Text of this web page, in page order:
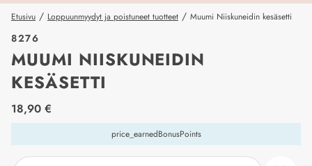
Etusivu / Loppuunmyydyt ja poistuneet tuotteet / Muumi Niiskuneidin kesäsetti
8276
MUUMI NIISKUNEIDIN
KESÄSETTI
price_label
18,90 €
price_earnedBonusPoints